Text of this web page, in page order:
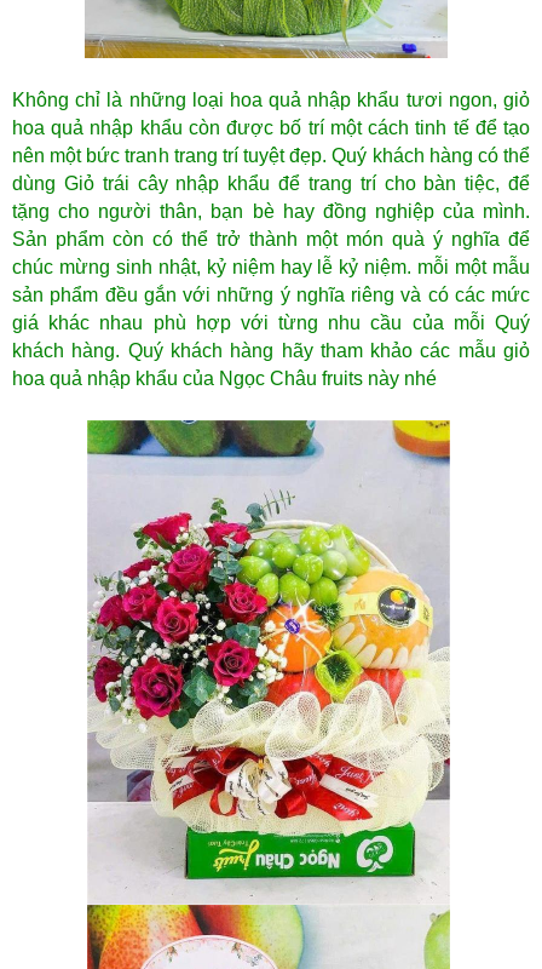
Không chỉ là những loại hoa quả nhập khẩu tươi ngon, giỏ
hoa quả nhập khẩu còn được bố trí một cách tinh tế để tạo
nên một bức tranh trang trí tuyệt đẹp. Quý khách hàng có thể
dùng Giỏ trái cây nhập khẩu để trang trí cho bàn tiệc, để
tặng cho người thân, bạn bè hay đồng nghiệp của mình.
Sản phẩm còn có thể trở thành một món quà ý nghĩa để
chúc mừng sinh nhật, kỷ niệm hay lễ kỷ niệm. mỗi một mẫu
sản phẩm đều gắn với những ý nghĩa riêng và có các mức
giá khác nhau phù hợp với từng nhu cầu của mỗi Quý
khách hàng. Quý khách hàng hãy tham khảo các mẫu giỏ
hoa quả nhập khẩu của Ngọc Châu fruits này nhé